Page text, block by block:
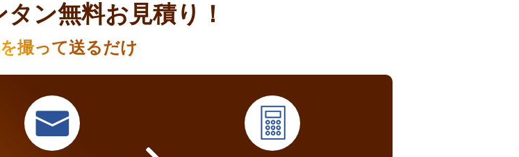
ン無料お見積り！
撮って送るだけ